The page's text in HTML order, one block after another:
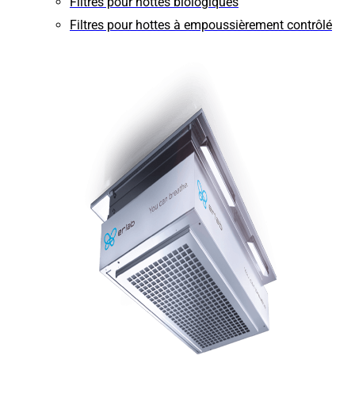
Filtres pour hottes à empoussièrement contrôlé